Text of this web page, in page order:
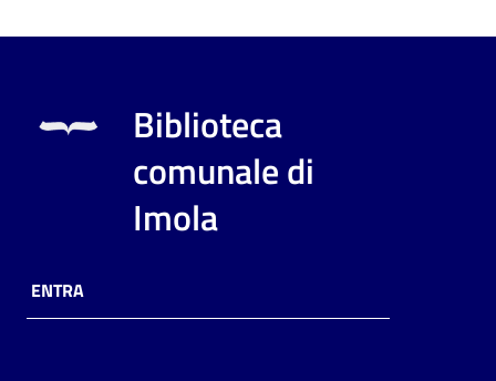
Biblioteca
comunale di
Imola
ENTRA